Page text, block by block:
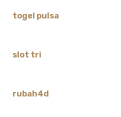
togel pulsa
slot tri
rubah4d